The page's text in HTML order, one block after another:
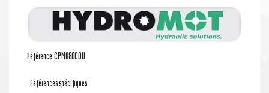
Référence CPMQ80COU
Références spécifiques